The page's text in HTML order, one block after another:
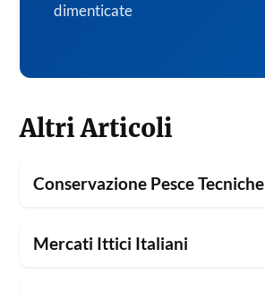
dimenticate
Altri Articoli
Conservazione Pesce Tecniche
Mercati Ittici Italiani